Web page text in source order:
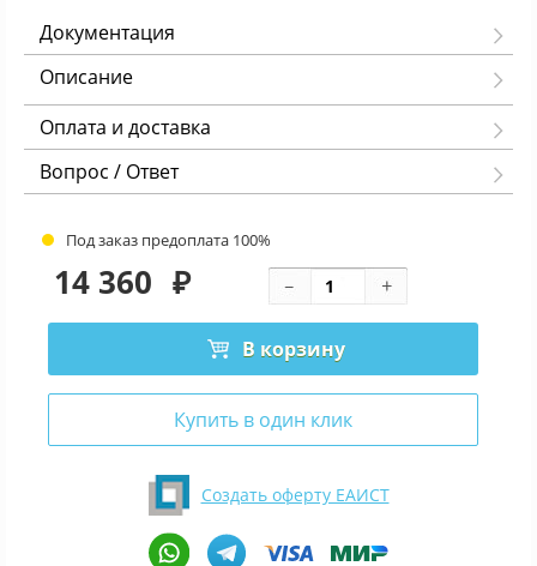
Документация
Описание
Оплата и доставка
Вопрос / Ответ
Под заказ предоплата 100%
14 360 ₽
В корзину
Купить в один клик
Создать оферту ЕАИСТ